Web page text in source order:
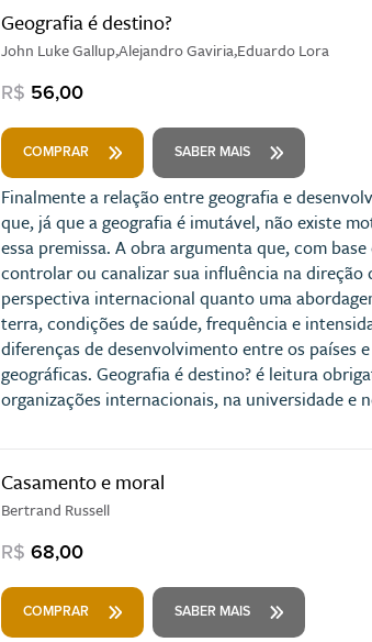
Geografia é destino?
John Luke Gallup,Alejandro Gaviria,Eduardo Lora
R$ 56,00
COMPRAR SABER MAIS
Finalmente a relação entre geografia e
que, já que a geografia é imutável, não existe
essa premissa. A obra argumenta que, com
controlar ou canalizar sua influência na
perspectiva internacional quanto uma
terra, condições de saúde, frequência e
diferenças de desenvolvimento entre os países
geográficas. Geografia é destino? é leitura
organizações internacionais, na universidade e
Casamento e moral
Bertrand Russell
R$ 68,00
COMPRAR SABER MAIS